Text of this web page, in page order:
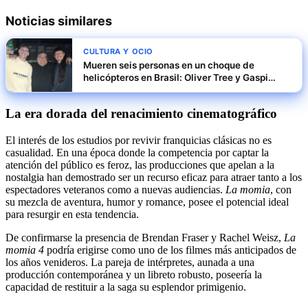
Noticias similares
CULTURA Y OCIO
Mueren seis personas en un choque de
helicópteros en Brasil: Oliver Tree y Gaspi
figuraban en el vuelo
La era dorada del renacimiento cinematográfico
El interés de los estudios por revivir franquicias clásicas no es
casualidad. En una época donde la competencia por captar la
atención del público es feroz, las producciones que apelan a la
nostalgia han demostrado ser un recurso eficaz para atraer tanto a los
espectadores veteranos como a nuevas audiencias. La momia, con
su mezcla de aventura, humor y romance, posee el potencial ideal
para resurgir en esta tendencia.
De confirmarse la presencia de Brendan Fraser y Rachel Weisz, La
momia 4 podría erigirse como uno de los filmes más anticipados de
los años venideros. La pareja de intérpretes, aunada a una
producción contemporánea y un libreto robusto, poseería la
capacidad de restituir a la saga su esplendor primigenio.